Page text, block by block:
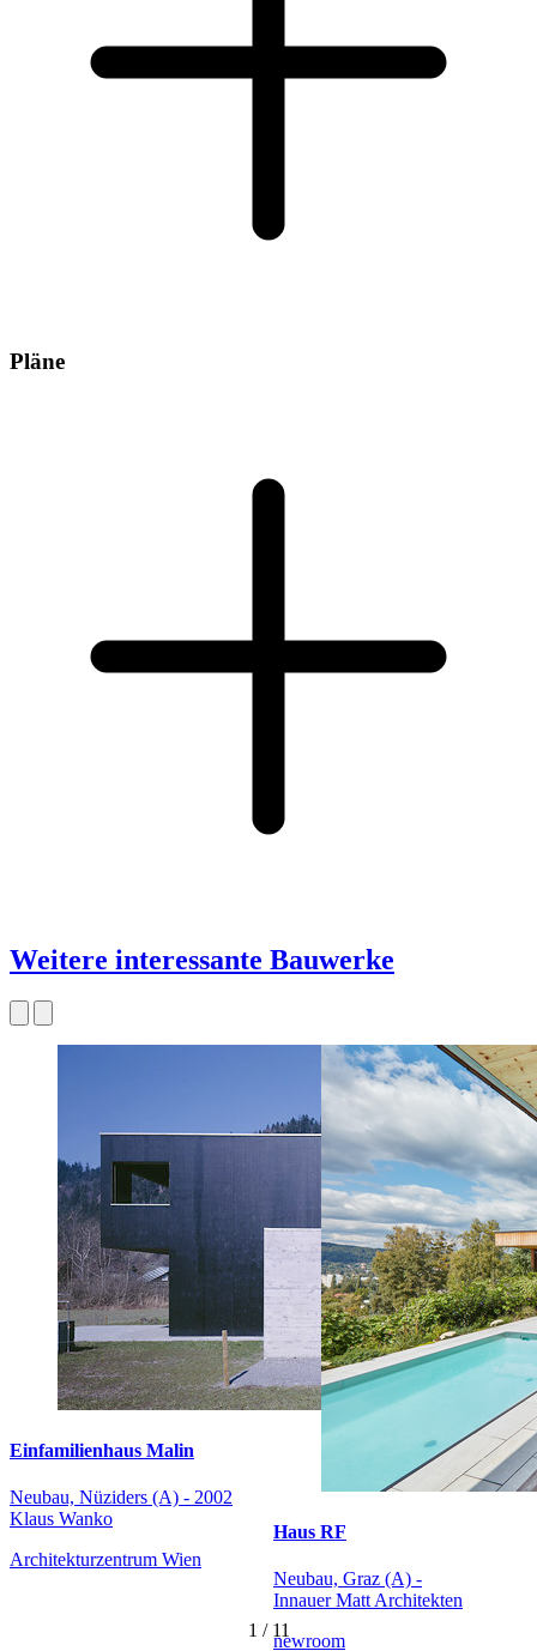
1 / 11
Pläne
Weitere interessante Bauwerke
Einfamilienhaus Malin
Neubau, Nüziders (A) - 2002
Klaus Wanko
Architekturzentrum Wien
Haus RF
Neubau, Graz (A) -
Innauer Matt Architekten
newroom